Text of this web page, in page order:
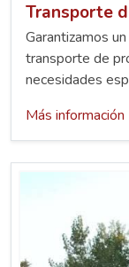
Transporte
Garantizamos
transporte de
necesidades
Más información